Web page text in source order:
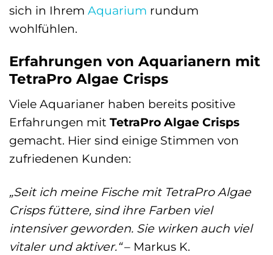
sich in Ihrem Aquarium rundum
wohlfühlen.
Erfahrungen von Aquarianern mit
TetraPro Algae Crisps
Viele Aquarianer haben bereits positive
Erfahrungen mit TetraPro Algae Crisps
gemacht. Hier sind einige Stimmen von
zufriedenen Kunden:
„Seit ich meine Fische mit TetraPro Algae
Crisps füttere, sind ihre Farben viel
intensiver geworden. Sie wirken auch viel
vitaler und aktiver.“– Markus K.